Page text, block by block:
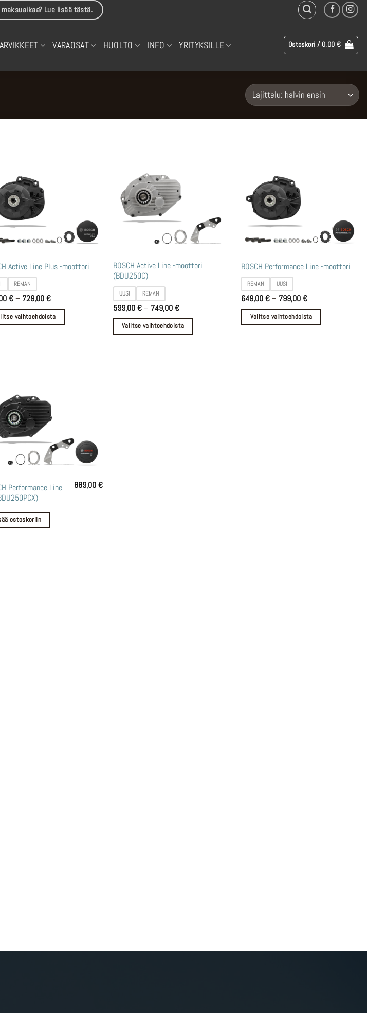
Lue lisää tästä.
VARAOSAT HUOLTO INFO YRITYKSILLE Ostoskori / 0,00 €
Active Line Plus -moottori
REMAN
€ – 729,00€Hintaluokka:
-
729,00 €
vaihtoehdoista
BOSCH Active Line -moottori
(BDU250C)
UUSI REMAN
599,00€ – 749,00€Hintaluokka:
-
749,00 €
Valitse vaihtoehdoista
Tällä
tuotteella
on
useampi
muunnelma.
Voit
BOSCH Performance Line -moottori
REMAN UUSI
649,00€ – 799,00€Hintaluokka:
-
799,00 €
Valitse vaihtoehdoista
Tällä
tuotteella
on
useampi
muunnelma.
Performance Line
889,00€
ostoskoriin